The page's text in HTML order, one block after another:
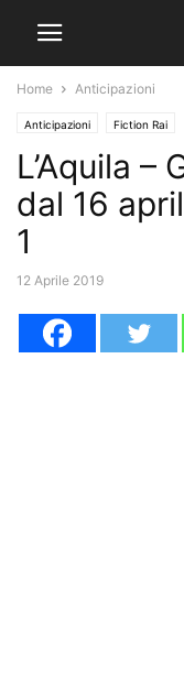
Home Anticipazioni
Anticipazioni Fiction Rai
L’Aquila –
dal 16
1
12 Aprile 2019